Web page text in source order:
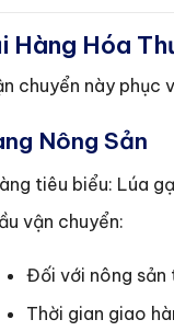
Hàng Hóa
chuyển này phục
Nông Sản
tiêu biểu: Lúa
vận chuyển:
Đối với nông sản
Thời gian giao